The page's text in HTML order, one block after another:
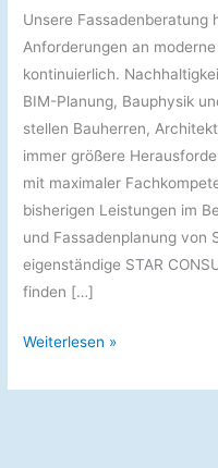
Unsere Fassadenberatung
Anforderungen an
kontinuierlich.
BIM-Planung, Bauphysik
stellen Bauherren,
immer größere
mit maximaler
bisherigen Leistungen im
und Fassadenplanung von
eigenständige STAR
finden […]
Fassadenkompetenz
bei
Weiterlesen »